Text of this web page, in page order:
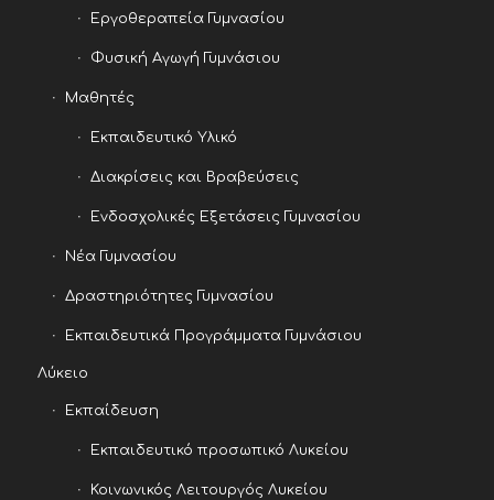
Εργοθεραπεία Γυμνασίου
Φυσική Αγωγή Γυμνάσιου
Μαθητές
Εκπαιδευτικό Υλικό
Διακρίσεις και Βραβεύσεις
Ενδοσχολικές Εξετάσεις Γυμνασίου
Νέα Γυμνασίου
Δραστηριότητες Γυμνασίου
Εκπαιδευτικά Προγράμματα Γυμνάσιου
Λύκειο
Εκπαίδευση
Εκπαιδευτικό προσωπικό Λυκείου
Κοινωνικός Λειτουργός Λυκείου